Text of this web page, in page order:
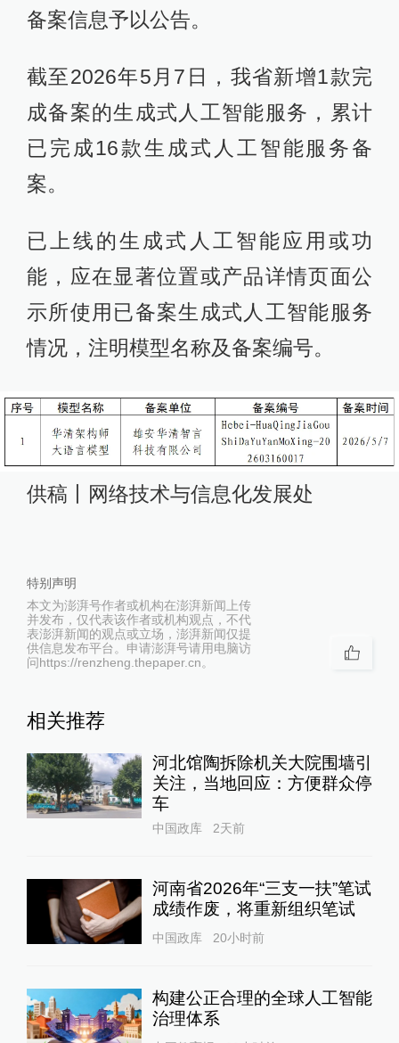
备案信息予以公告。
截至2026年5月7日，我省新增1款完
成备案的生成式人工智能服务，累计
已完成16款生成式人工智能服务备
案。
已上线的生成式人工智能应用或功
能，应在显著位置或产品详情页面公
示所使用已备案生成式人工智能服务
情况，注明模型名称及备案编号。
供稿丨网络技术与信息化发展处
特别声明
本文为澎湃号作者或机构在澎湃新闻上传
并发布，仅代表该作者或机构观点，不代
表澎湃新闻的观点或立场，澎湃新闻仅提
供信息发布平台。申请澎湃号请用电脑访
问https://renzheng.thepaper.cn。
相关推荐
河北馆陶拆除机关大院围墙引
关注，当地回应：方便群众停
车
中国政库 2天前
河南省2026年“三支一扶”笔试
成绩作废，将重新组织笔试
中国政库 20小时前
构建公正合理的全球人工智能
治理体系